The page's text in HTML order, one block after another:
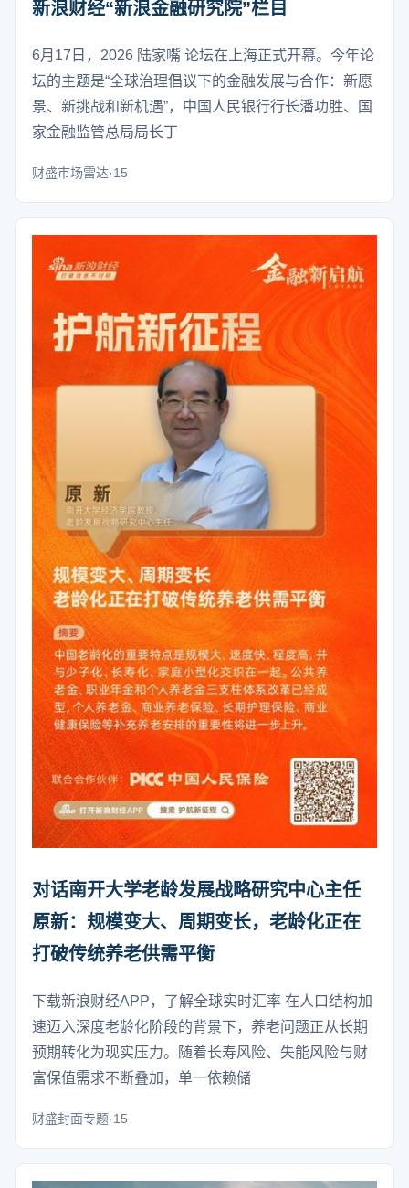
新浪财经“新浪金融研究院”栏目
6月17日，2026 陆家嘴 论坛在上海正式开幕。今年论
坛的主题是“全球治理倡议下的金融发展与合作：新愿
景、新挑战和新机遇”，中国人民银行行长潘功胜、国
家金融监管总局局长丁
财盛市场雷达·15
对话南开大学老龄发展战略研究中心主任
原新：规模变大、周期变长，老龄化正在
打破传统养老供需平衡
下载新浪财经APP，了解全球实时汇率 在人口结构加
速迈入深度老龄化阶段的背景下，养老问题正从长期
预期转化为现实压力。随着长寿风险、失能风险与财
富保值需求不断叠加，单一依赖储
财盛封面专题·15